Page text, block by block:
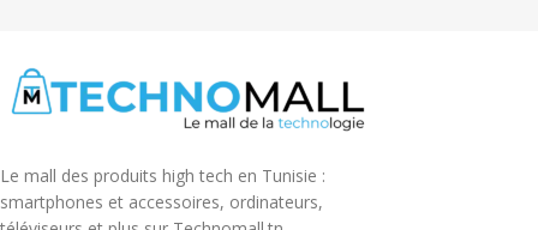
Le mall des produits high tech en Tunisie :
smartphones et accessoires, ordinateurs,